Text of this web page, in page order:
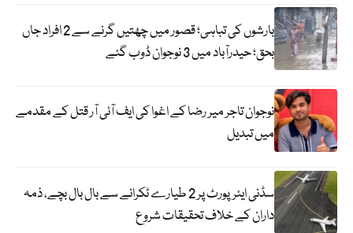
بارشوں کی تباہی؛ قصور میں چھتیں گرنے سے 2 افراد جاں
بحق؛ حیدرآباد میں 3 نوجوان ڈوب گئے
نوجوان تاجر میر رضا کے اغوا کی ایف آئی آر قتل کے مقدمے
میں تبدیل
سڈنی ایئرپورٹ پر 2 طیارے ٹکرانے سے بال بال بچے، ذمہ
داران کے خلاف تحقیقات شروع